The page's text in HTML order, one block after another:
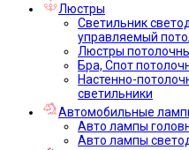
Люстры
Светильник
управляемый
Люстры
Бра, Спот
Настенно-
светильники
Автомобильные
Авто лампы
Авто лампы